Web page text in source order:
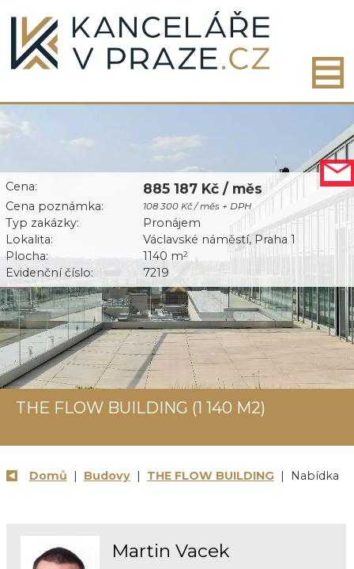
Cena: 885 187 Kč / měs
Cena poznámka: 108 300 Kč / měs + DPH
Typ zakázky:
Pronájem
Lokalita:
Václavské náměstí, Praha 1
Plocha:
1140 m2
Evidenční číslo: 7219
THE FLOW BUILDING (1 140 M2)
Domů | Budovy| THE FLOW BUILDING | Nabídka
Martin Vacek